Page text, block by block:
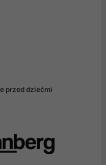
przed dziećmi